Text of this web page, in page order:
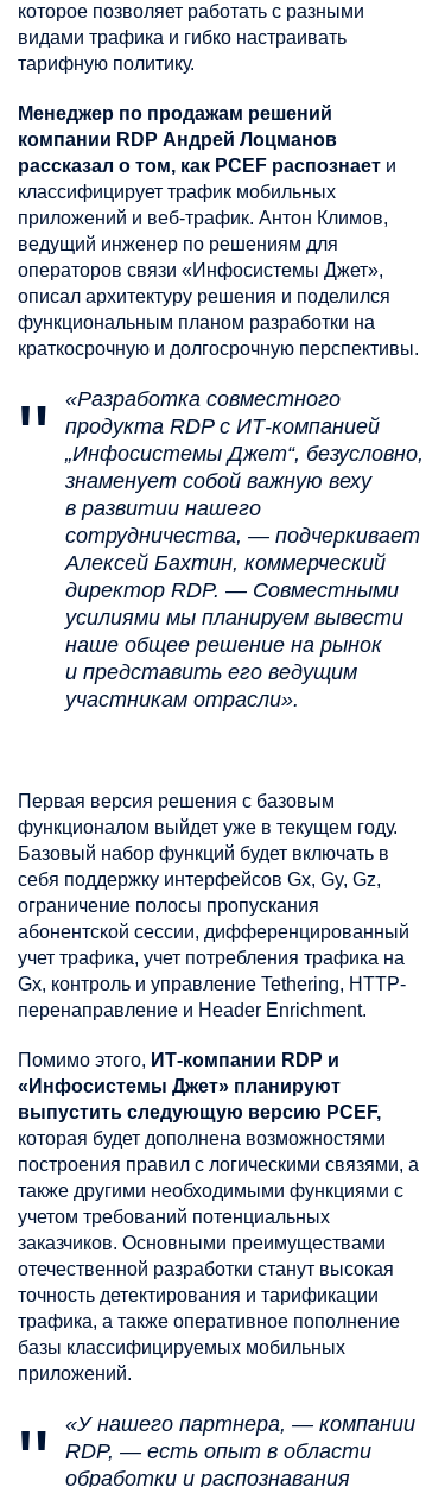
которое позволяет работать с разными
видами трафика и гибко настраивать
тарифную политику.
Менеджер по продажам решений
компании RDP Андрей Лоцманов
рассказал о том, как PCEF распознает и
классифицирует трафик мобильных
приложений и веб-трафик. Антон Климов,
ведущий инженер по решениям для
операторов связи «Инфосистемы Джет»,
описал архитектуру решения и поделился
функциональным планом разработки на
краткосрочную и долгосрочную перспективы.
«Разработка совместного
продукта RDP с ИТ-компанией
„Инфосистемы Джет“, безусловно,
знаменует собой важную веху
в развитии нашего
сотрудничества, — подчеркивает
Алексей Бахтин, коммерческий
директор RDP. — Совместными
усилиями мы планируем вывести
наше общее решение на рынок
и представить его ведущим
участникам отрасли».
Первая версия решения с базовым
функционалом выйдет уже в текущем году.
Базовый набор функций будет включать в
себя поддержку интерфейсов Gx, Gy, Gz,
ограничение полосы пропускания
абонентской сессии, дифференцированный
учет трафика, учет потребления трафика на
Gx, контроль и управление Tethering, HTTP-
перенаправление и Header Enrichment.
Помимо этого, ИТ-компании RDP и
«Инфосистемы Джет» планируют
выпустить следующую версию PCEF,
которая будет дополнена возможностями
построения правил с логическими связями, а
также другими необходимыми функциями с
учетом требований потенциальных
заказчиков. Основными преимуществами
отечественной разработки станут высокая
точность детектирования и тарификации
трафика, а также оперативное пополнение
базы классифицируемых мобильных
приложений.
«У нашего партнера, ― компании
RDP, ― есть опыт в области
обработки и распознавания